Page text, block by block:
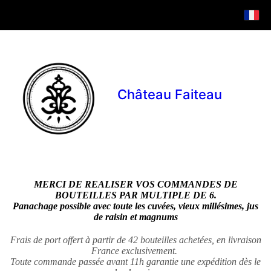
Château Faiteau
MERCI DE REALISER VOS COMMANDES DE
BOUTEILLES PAR MULTIPLE DE 6.
Panachage possible avec toute les cuvées, vieux millésimes, jus
de raisin et magnums
Frais de port offert à partir de 42 bouteilles achetées, en livraison
France exclusivement.
Toute commande passée avant 11h garantie une expédition dès le